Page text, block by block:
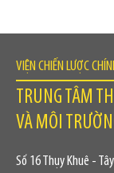
VIỆN CHIẾN LƯỢC
TRUNG TÂM
VÀ MÔI
Số 16 Thụy Khuê -